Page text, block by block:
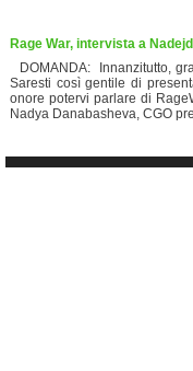
Rage War, intervista a
DOMANDA: Innanzitutto,
Saresti così gentile di
onore potervi parlare di
Nadya Danabasheva, CGO